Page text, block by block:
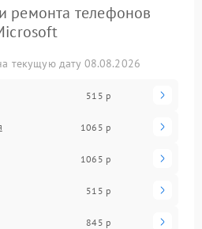
ремонта телефонов
текущую дату 08.08.2026
515 р
1065 р
1065 р
515 р
845 р